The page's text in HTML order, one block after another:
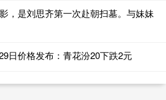
，是刘思齐第一次赴朝扫墓。与妹妹
日价格发布：青花汾20下跌2元